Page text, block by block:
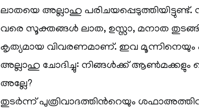
ലാതയെ അല്ലാഹു
വരെ സൂക്തങ്ങള്‍ ലാത, ഉസ്സാ, മനാത
കൃത്യമായ വിവരണമാണ്. ഇവ
അല്ലാഹു ചോദിച്ചു: നിങ്ങള്‍ക്ക്
അല്ലേ?
തുടര്‍ന്ന് പുത്രിവാദത്തിന്‍റെയും